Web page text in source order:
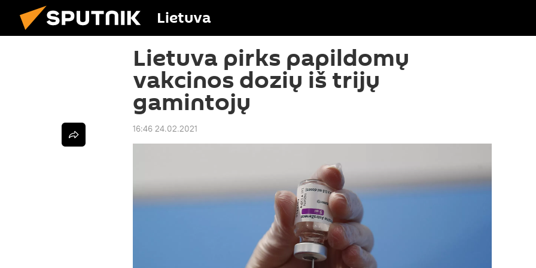
Lietuva
Lietuva pirks papildomų
vakcinos dozių iš trijų
gamintojų
16:46 24.02.2021